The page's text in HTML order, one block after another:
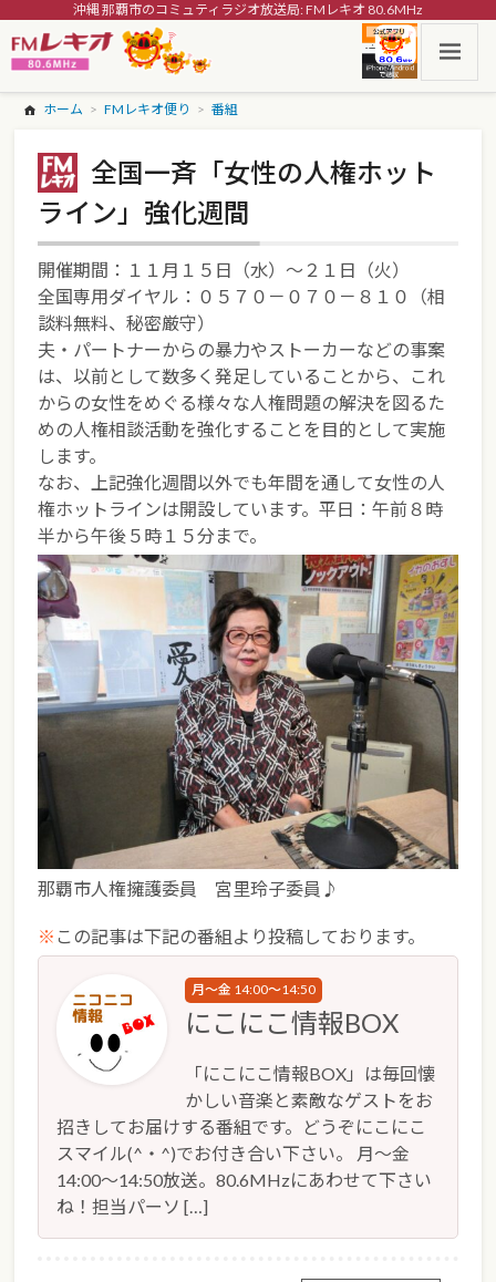
沖縄 那覇市のコミュティラジオ放送局: FMレキオ 80.6MHz
ホーム FMレキオ便り 番組
全国一斉「女性の人権ホット
ライン」強化週間
開催期間：１１月１５日（水）～２１日（火）
全国専用ダイヤル：０５７０－０７０－８１０（相
談料無料、秘密厳守）
夫・パートナーからの暴力やストーカーなどの事案
は、以前として数多く発足していることから、これ
からの女性をめぐる様々な人権問題の解決を図るた
めの人権相談活動を強化することを目的として実施
します。
なお、上記強化週間以外でも年間を通して女性の人
権ホットラインは開設しています。平日：午前８時
半から午後５時１５分まで。
那覇市人権擁護委員 宮里玲子委員♪
※ この記事は下記の番組より投稿しております。
月～金 14:00～14:50
にこにこ情報BOX
「にこにこ情報BOX」は毎回懐
かしい音楽と素敵なゲストをお
招きしてお届けする番組です。どうぞにこにこ
スマイル(^・^)でお付き合い下さい。 月～金
14:00～14:50放送。80.6MHzにあわせて下さい
ね！担当パーソ […]